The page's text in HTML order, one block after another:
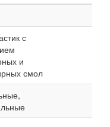
с
и
смол